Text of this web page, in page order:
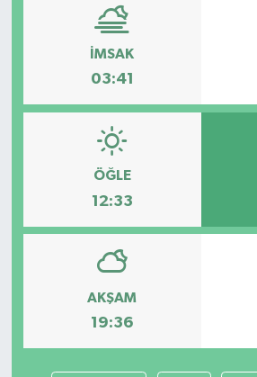
İMSAK
03:41
ÖĞLE
12:33
AKŞAM
19:36